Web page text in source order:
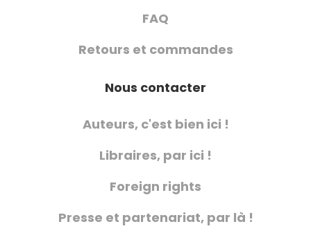
FAQ
Retours et commandes
Nous contacter
Auteurs, c'est bien ici !
Libraires, par ici !
Foreign rights
Presse et partenariat, par là !